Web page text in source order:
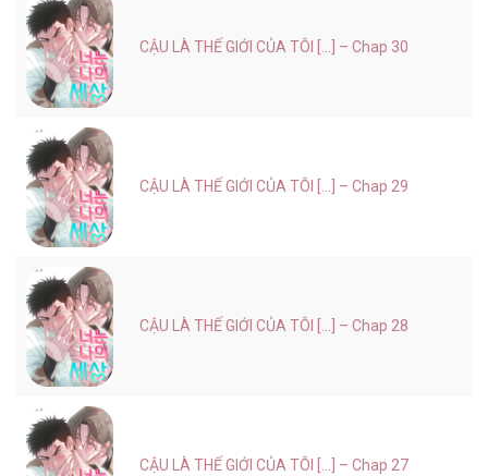
CẬU LÀ THẾ GIỚI CỦA TÔI [...] – Chap 30
CẬU LÀ THẾ GIỚI CỦA TÔI [...] – Chap 29
CẬU LÀ THẾ GIỚI CỦA TÔI [...] – Chap 28
CẬU LÀ THẾ GIỚI CỦA TÔI [...] – Chap 27